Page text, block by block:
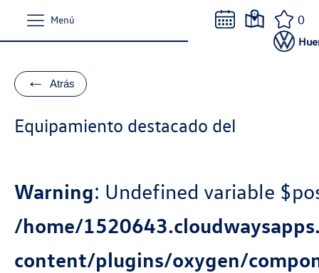
Menú 0
← Atrás
Equipamiento destacado del
Warning: Undefined variable
/home/
content/plugins/oxygen/